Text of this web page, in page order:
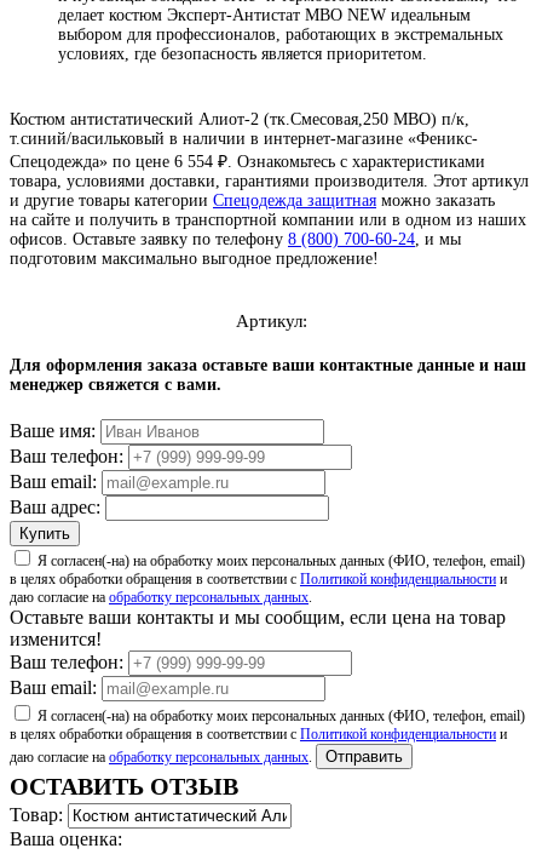
делает костюм Эксперт-Антистат МВО NEW идеальным
выбором для профессионалов, работающих в экстремальных
условиях, где безопасность является приоритетом.
Костюм антистатический Алиот-2 (тк.Смесовая,250 МВО) п/к,
т.синий/васильковый в наличии в интернет-магазине «Феникс-
Спецодежда» по цене 6 554 ₽. Ознакомьтесь с характеристиками
товара, условиями доставки, гарантиями производителя. Этот артикул
и другие товары категории Спецодежда защитная можно заказать
на сайте и получить в транспортной компании или в одном из наших
офисов. Оставьте заявку по телефону 8 (800) 700-60-24 и мы
подготовим максимально выгодное предложение!
4.7
4.5
Артикул:
Для оформления заказа оставьте ваши контактные данные и наш
менеджер свяжется с вами.
Ваше имя:
Ваш телефон:
Ваш email:
Ваш адрес:
Купить
Я согласен(-на) на обработку моих персональных данных (ФИО, телефон, email)
в целях обработки обращения в соответствии с Политикой конфиденциальности и
даю согласие на обработку персональных данных
Оставьте ваши контакты и мы сообщим, если цена на товар
изменится!
Ваш телефон:
Ваш email:
Я согласен(-на) на обработку моих персональных данных (ФИО, телефон, email)
в целях обработки обращения в соответствии с Политикой конфиденциальности и
даю согласие на обработку персональных данных Отправить
ОСТАВИТЬ ОТЗЫВ
Товар:
Ваша оценка: